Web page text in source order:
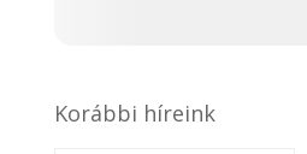
Korábbi híreink